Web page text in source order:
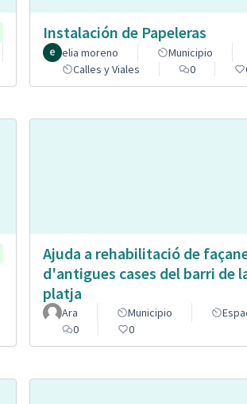
Instalación de Papeleras
elia moreno
Municipio
Calles y Viales
0
Ajuda a rehabilitació de
d'antigues cases del barri de
platja
Ara Municipio
0
0